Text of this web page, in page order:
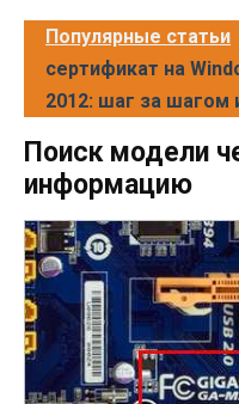
Популярные статьи
сертификат на
2012: шаг за шагом
Поиск модели
информацию